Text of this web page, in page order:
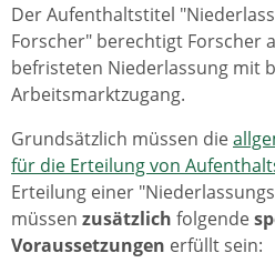
Der Aufenthaltstitel
Forscher" berechtigt Forscher
befristeten Niederlassung mit
Arbeitsmarktzugang.
Grundsätzlich müssen die
für die Erteilung von
Erteilung einer
müssen zusätzlich folgende
Voraussetzungen erfüllt sein: